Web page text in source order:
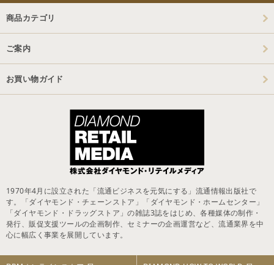
商品カテゴリ
ご案内
お買い物ガイド
1970年4月に設立された「流通ビジネスを元気にする」流通情報出版社で
す。「ダイヤモンド・チェーンストア」「ダイヤモンド・ホームセンター」
「ダイヤモンド・ドラッグストア」の雑誌3誌をはじめ、各種媒体の制作・
発行、販促支援ツールの企画制作、セミナーの企画運営など、流通業界を中
心に幅広く事業を展開しています。